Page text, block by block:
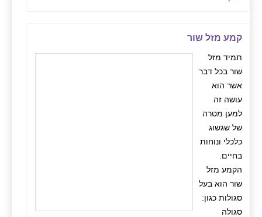
קמע מזל שור
תמיד מזל
שור בכל דבר
אשר הוא
עושה זה
למען מטרה
של שגשוג
כלכלי ונוחות
בחיים.
הקמע מזל
שור הוא בעל
סגולות כגון:
סגולה